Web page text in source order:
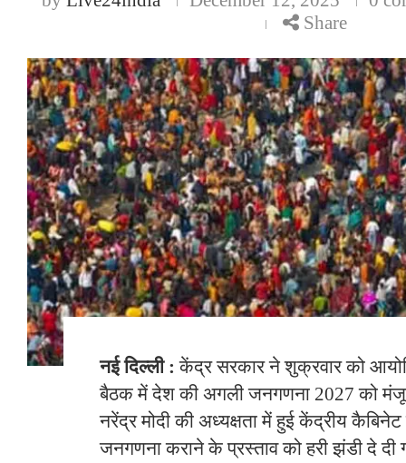
Share
नई दिल्ली :केंद्र सरकार ने शुक्रवार को
बैठक में देश की अगली जनगणना 2027 को
नरेंद्र मोदी की अध्यक्षता में हुई केंद्रीय
जनगणना कराने के प्रस्ताव को हरी झंडी दे दी